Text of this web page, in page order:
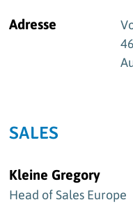
Adresse
SALES
Kleine Gregory
Head of Sales Europe